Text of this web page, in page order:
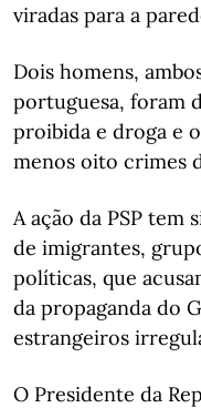
viradas para a
Dois homens,
portuguesa, foram
proibida e droga e
menos oito crimes
A ação da PSP tem
de imigrantes,
políticas, que
da propaganda do
estrangeiros
O Presidente da